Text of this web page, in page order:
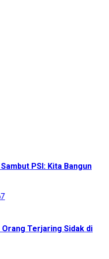
PSI: Kita Bangun
Orang Terjaring Sidak di